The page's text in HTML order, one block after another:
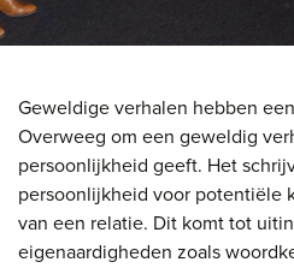
Geweldige verhalen hebben een
Overweeg om een geweldig
persoonlijkheid geeft. Het
persoonlijkheid voor potentiële
van een relatie. Dit komt tot
eigenaardigheden zoals